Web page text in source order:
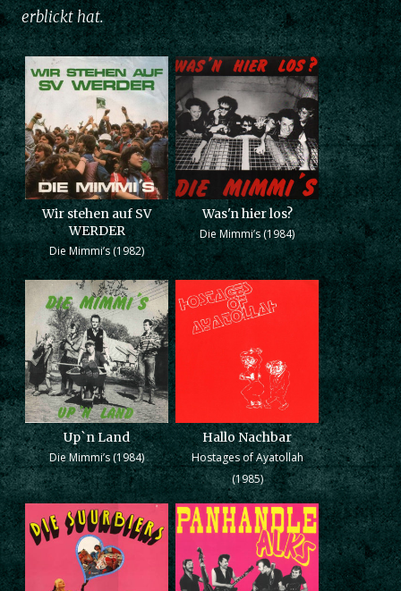
erblickt hat.
Wir stehen auf SV
WERDER
Die Mimmi’s (1982)
Was'n hier los?
Die Mimmi’s (1984)
Up`n Land
Die Mimmi’s (1984)
Hallo Nachbar
Hostages of Ayatollah
(1985)